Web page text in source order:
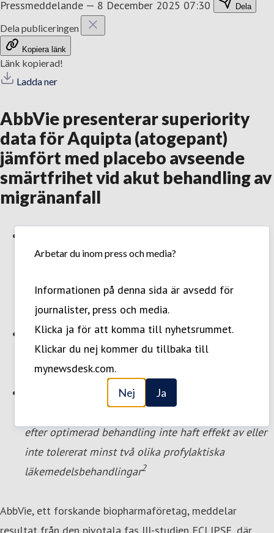
Arbetar du inom press och media?
Informationen på denna sida är avsedd för
journalister, press och media.
Klicka ja för att komma till nyhetsrummet.
Klickar du nej kommer du tillbaka till
mynewsdesk.com.
Nej Ja
Pressmeddelande — 8 December 2025 07:30 Dela
Dela publiceringen
Kopiera länk
Länk kopierad!
Ladda ner
AbbVie presenterar superiority
data för Aquipta (atogepant)
jämfört med placebo avseende
smärtfrihet vid akut behandling av
migränanfall
superiority jämfört med placebo i att uppnå
migränanfallsbehandling (24,3 % för atogepant
jämfört med 13,1 % för placebo)
AbbVie har ansökt till European Medicines Agency
för utökad användning av atogepant vid akut
behandling av vuxna med migrän
Aquipta ingår i läkemedelsförmånerna för
efter optimerad behandling inte haft effekt av eller
inte tolererat minst två olika profylaktiska
läkemedelsbehandlingar2
AbbVie, ett forskande biopharmaföretag, meddelar
resultat från den pivotala fas III-studien ECLIPSE, där